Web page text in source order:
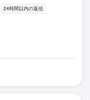
24時間以内の返信